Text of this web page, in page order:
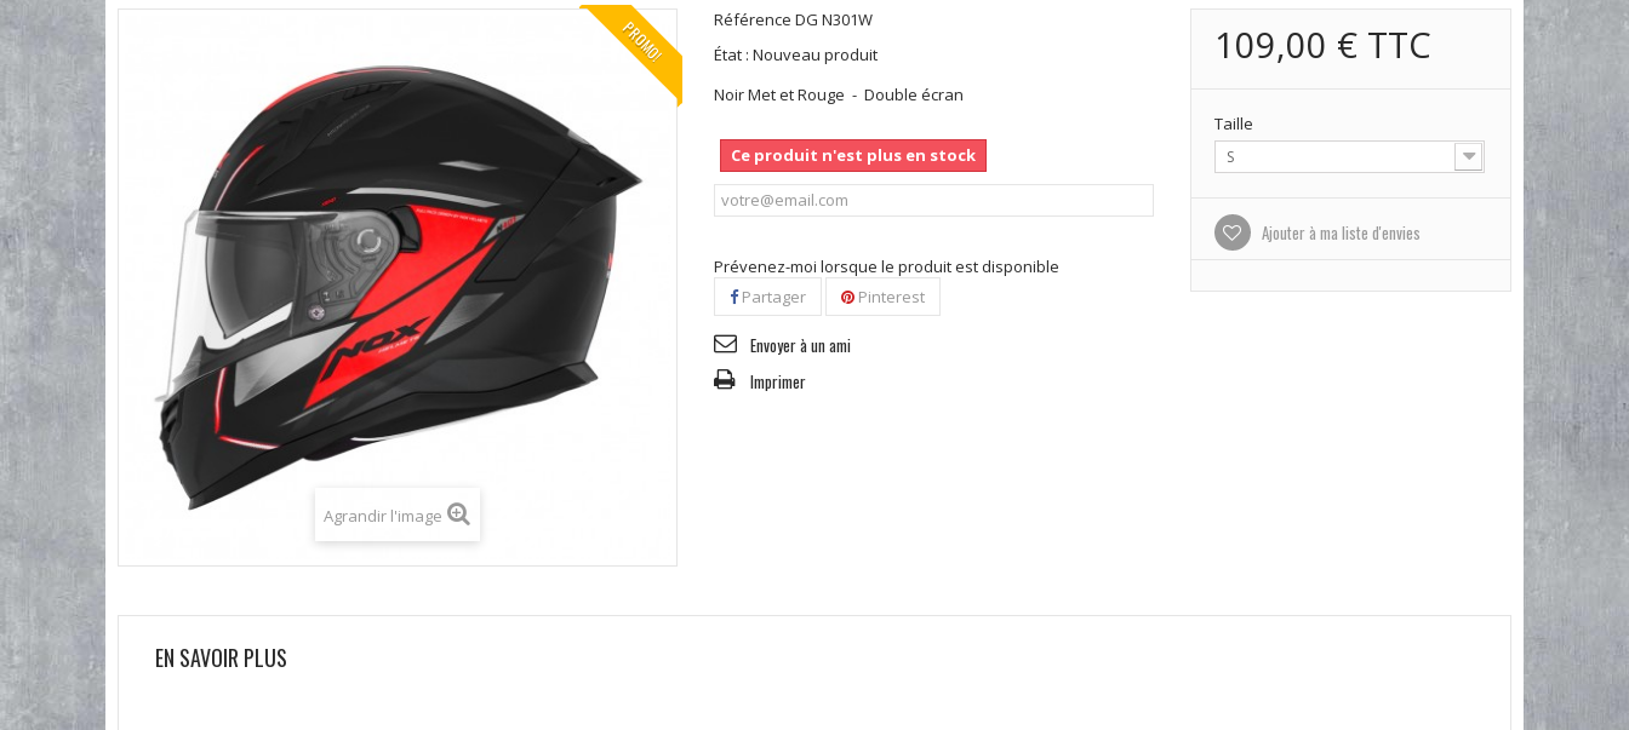
PROMO!
Agrandir l'image
Référence DG N301W
État : Nouveau produit
Noir Met et Rouge - Double écran
Ce produit n'est plus en stock
Prévenez-moi lorsque le produit est disponible
Partager
Pinterest
Envoyer à un ami
Imprimer
109,00 €TTC
Taille
S
Ajouter à ma liste d'envies
EN SAVOIR PLUS